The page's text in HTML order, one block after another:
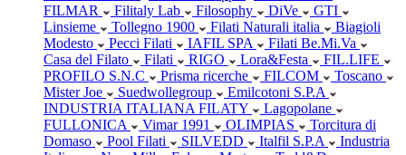
FILMAR
Filitaly Lab Filosophy DiVe
GTI
Linsieme
Tollegno 1900 Filati Naturali italia
Biagioli
Modesto
Pecci Filati IAFIL SPA
Filati Be.Mi.Va
Casa del Filato
Filati RIGO Lora&Festa
FIL.LIFE
PROFILO S.N.C
Prisma ricerche FILCOM
Toscano
Mister Joe
Suedwollegroup
Emilcotoni S.P.A
INDUSTRIA ITALIANA FILATY
Lagopolane
FULLONICA
Vimar 1991 OLIMPIAS
Torcitura di
Domaso
Pool Filati SILVEDD Italfil S.P.A
Industria